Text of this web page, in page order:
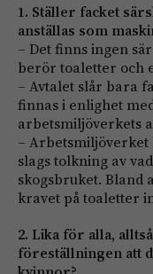
1. Ställer facket
anställas som
– Det finns ingen
berör toaletter och
– Avtalet slår bara
finnas i enlighet
arbetsmiljöverkets
– Arbetsmiljöverket
slags tolkning av
skogsbruket. Bland
kravet på toaletter
2. Lika för alla,
föreställningen att